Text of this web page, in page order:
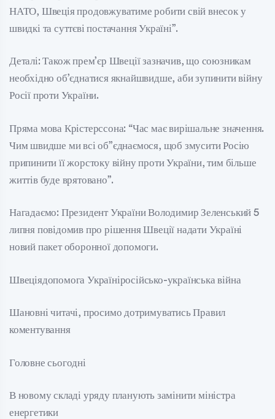
НАТО, Швеція продовжуватиме робити свій внесок у
швидкі та суттєві постачання Україні”.
Деталі: Також прем’єр Швеції зазначив, що союзникам
необхідно об’єднатися якнайшвидше, аби зупинити війну
Росії проти України.
Пряма мова Крістерссона: “Час має вирішальне значення.
Чим швидше ми всі об”єднаємося, щоб змусити Росію
припинити її жорстоку війну проти України, тим більше
життів буде врятовано”.
Нагадаємо: Президент України Володимир Зеленський 5
липня повідомив про рішення Швеції надати Україні
новий пакет оборонної допомоги.
Швеціядопомога Україніросійсько-українська війна
Шановні читачі, просимо дотримуватись Правил
коментування
Головне сьогодні
В новому складі уряду планують замінити міністра
енергетики